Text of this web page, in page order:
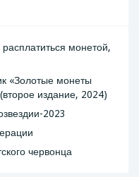
монетой,
«Золотые монеты
издание, 2024)
2023
червонца